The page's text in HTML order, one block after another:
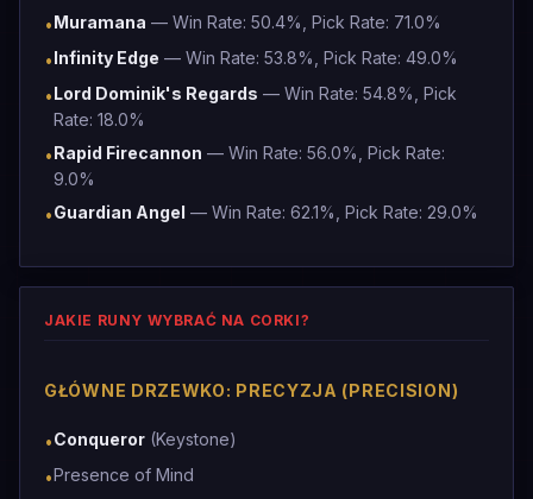
•Muramana — Win Rate: 50.4%, Pick Rate: 71.0%
•Infinity Edge — Win Rate: 53.8%, Pick Rate: 49.0%
•Lord Dominik's Regards — Win Rate: 54.8%, Pick
Rate: 18.0%
•Rapid Firecannon — Win Rate: 56.0%, Pick Rate:
9.0%
•Guardian Angel — Win Rate: 62.1%, Pick Rate: 29.0%
JAKIE RUNY WYBRAĆ NA CORKI?
GŁÓWNE DRZEWKO: PRECYZJA (PRECISION)
•Conqueror (Keystone)
•Presence of Mind